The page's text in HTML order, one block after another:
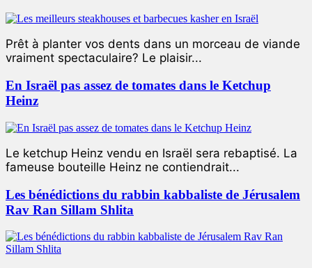
Prêt à planter vos dents dans un morceau de viande
vraiment spectaculaire? Le plaisir...
En Israël pas assez de tomates dans le Ketchup
Heinz
Le ketchup Heinz vendu en Israël sera rebaptisé. La
fameuse bouteille Heinz ne contiendrait...
Les bénédictions du rabbin kabbaliste de Jérusalem
Rav Ran Sillam Shlita